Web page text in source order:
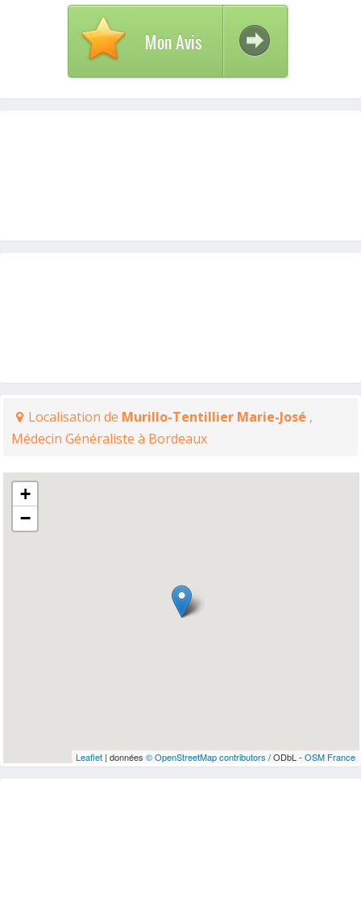
Mon Avis
Localisation de Murillo-Tentillier Marie-José ,
Médecin Généraliste à Bordeaux
+
−
Leaflet| données © OpenStreetMap contributors / ODbL - OSM France